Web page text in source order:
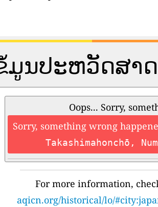
ມູນປະຫວັດສາ
Oops... Sorry,
Sorry, something wrong
Takashimahonchō,
For more information,
aqicn.org/historical/lo/